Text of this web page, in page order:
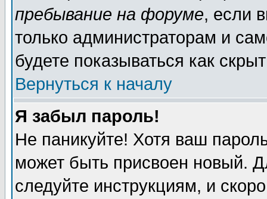
пребывание на форуме, если
только администраторам и
будете показываться как
Вернуться к началу
Я забыл пароль!
Не паникуйте! Хотя ваш
может быть присвоен новый.
следуйте инструкциям, и